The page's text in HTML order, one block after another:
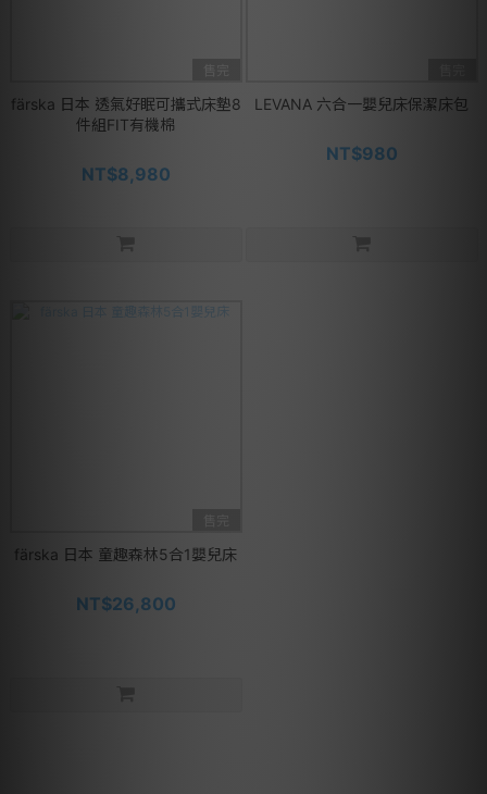
färska 日本 透氣好眠可攜式床墊8
件組FIT有機棉
NT$8,980
LEVANA 六合一嬰兒床保潔床包
NT$980
färska 日本 童趣森林5合1嬰兒床
NT$26,800